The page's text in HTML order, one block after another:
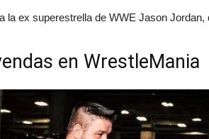
ex superestrella de WWE Jason
en WrestleMania